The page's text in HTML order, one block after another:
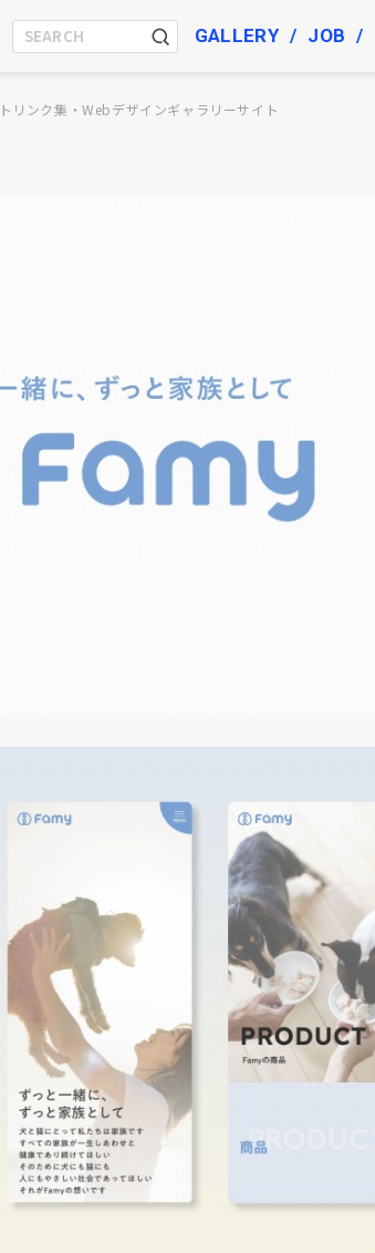
GALLERY JOB
リンク集・Webデザインギャラリーサイト